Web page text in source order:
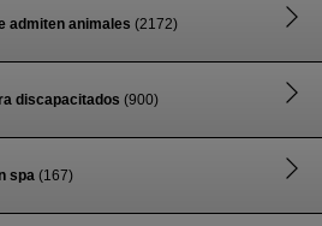
admiten animales (2172)
discapacitados (900)
spa (167)